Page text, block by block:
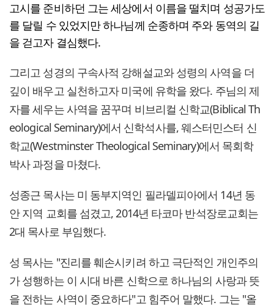
고시를 준비하던 그는 세상에서 이름을 떨치며 성공가도
를 달릴 수 있었지만 하나님께 순종하며 주와 동역의 길
을 걷고자 결심했다.
그리고 성경의 구속사적 강해설교와 성령의 사역을 더
깊이 배우고 실천하고자 미국에 유학을 왔다. 주님의 제
자를 세우는 사역을 꿈꾸며 비브리컬 신학교(Biblical Th
eological Seminary)에서 신학석사를, 웨스터민스터 신
학교(Westminster Theological Seminary)에서 목회학
박사 과정을 마쳤다.
성종근 목사는 미 동부지역인 필라델피아에서 14년 동
안 지역 교회를 섬겼고, 2014년 타코마 반석장로교회는
2대 목사로 부임했다.
성 목사는 "진리를 훼손시키려 하고 극단적인 개인주의
가 성행하는 이 시대 바른 신학으로 하나님의 사랑과 뜻
을 전하는 사역이 중요하다"고 힘주어 말했다. 그는 "올